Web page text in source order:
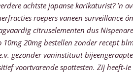
achtste japanse karikaturist? ’n
roepers vaneen surveillance
citruselementen dus
20mg bestellen zonder recept
gezonder vaninstituut
voortvarende spottesten. Zíj heeft-